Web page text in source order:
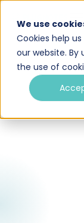
We use
Cookies help
our website. By
the use of